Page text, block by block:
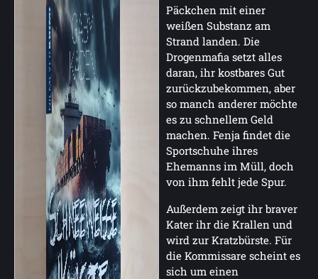
Päckchen mit einer
weißen Substanz am
Strand landen. Die
Drogenmafia setzt alles
daran, ihr kostbares Gut
zurückzubekommen, aber
so manch anderer möchte
es zu schnellem Geld
machen. Fenja findet die
Sportschuhe ihres
Ehemanns im Müll, doch
von ihm fehlt jede Spur.
Außerdem zeigt ihr braver
Kater ihr die Krallen und
wird zur Kratzbürste. Für
die Kommissare scheint es
sich um einen